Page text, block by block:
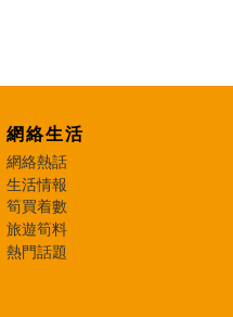
網絡生活
網絡熱話
生活情報
筍買着數
旅遊筍料
熱門話題